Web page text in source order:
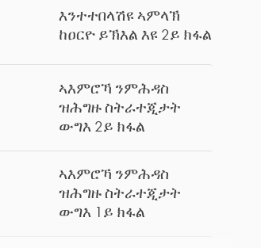
እንተተበላሽዩ ኣምላኽ
ከዐርዮ ይኽእል እዩ 2ይ ክፋል
ኣእምሮኻ ንምሕዳስ
ዝሕግዙ ስትራተጂታት
ውግእ 2ይ ክፋል
ኣእምሮኻ ንምሕዳስ
ዝሕግዙ ስትራተጂታት
ውግእ 1ይ ክፋል